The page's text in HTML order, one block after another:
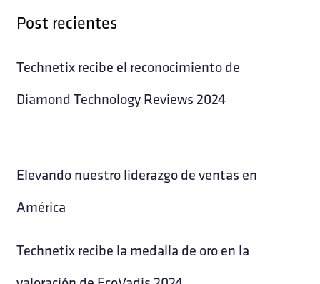
Post recientes
Technetix recibe el reconocimiento de
Diamond Technology Reviews 2024
Elevando nuestro liderazgo de ventas en
América
Technetix recibe la medalla de oro en la